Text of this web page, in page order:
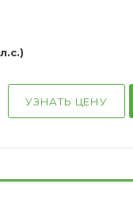
УЗНАТЬ ЦЕНУ